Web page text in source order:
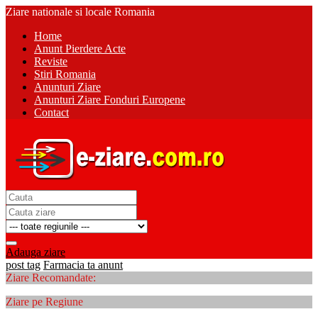
Ziare nationale si locale Romania
Home
Anunt Pierdere Acte
Reviste
Stiri Romania
Anunturi Ziare
Anunturi Ziare Fonduri Europene
Contact
Adauga ziare
post tag Farmacia ta anunt
Ziare Recomandate:
Ziare pe Regiune